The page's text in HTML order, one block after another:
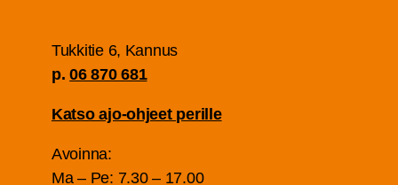
Tuk­ki­tie 6, Kan­nus
p.06 870 681
Kat­so ajo-ohjeet perille
Avoin­na:
Ma – Pe: 7.30 – 17.00